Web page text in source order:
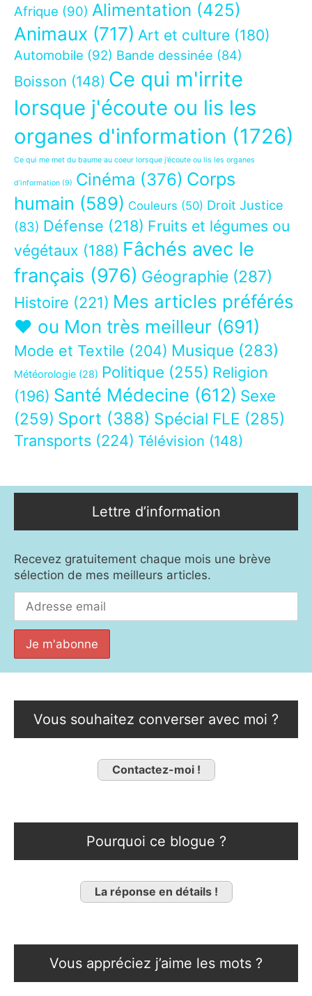
Afrique (90) Alimentation (425)
Animaux (717) Art et culture (180)
Automobile (92) Bande dessinée (84)
Boisson (148) Ce qui m'irrite
lorsque j'écoute ou lis les
organes d'information (1726)
Ce qui me met du baume au coeur lorsque j’écoute ou lis les organes
d’information (9) Cinéma (376) Corps
humain (589) Couleurs (50) Droit Justice
(83) Défense (218) Fruits et légumes ou
végétaux (188) Fâchés avec le
français (976) Géographie (287)
Histoire (221) Mes articles préférés
❤ ou Mon très meilleur (691)
Mode et Textile (204) Musique (283)
Météorologie (28) Politique (255) Religion
(196) Santé Médecine (612) Sexe
(259) Sport (388) Spécial FLE (285)
Transports (224) Télévision (148)
Lettre d’information
Recevez gratuitement chaque mois une brève
sélection de mes meilleurs articles.
Vous souhaitez converser avec moi ?
Contactez-moi !
Pourquoi ce blogue ?
La réponse en détails !
Vous appréciez j’aime les mots ?